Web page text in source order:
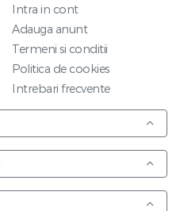
Intra in cont
Adauga anunt
Termeni si conditii
Politica de cookies
Intrebari frecvente